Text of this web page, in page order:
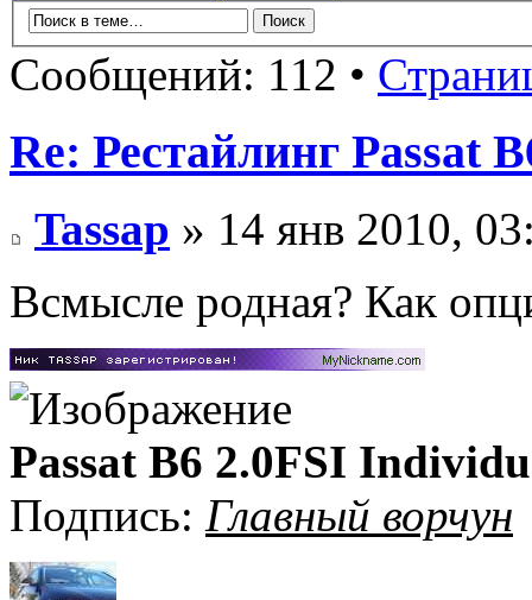
Сообщений: 112 •
Re: Рестайлинг Passat
Tassap » 14 янв 2010,
Всмысле родная? Как
Passat B6 2.0FSI
Подпись: Главный ворчун